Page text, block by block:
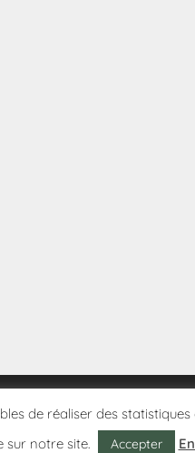
de réaliser des
sur notre site.
Accepter